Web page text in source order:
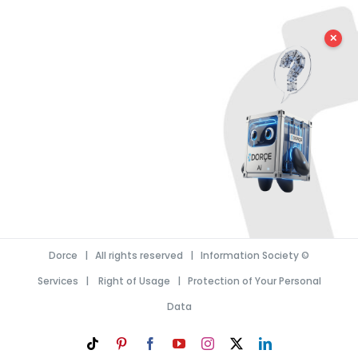
©
Dorce | All rights reserved | Information Society
Services | Right of Usage | Protection of Your Personal
Data
LinkedIn
X
Instagram
YouTube
Facebook
Pinterest
✕